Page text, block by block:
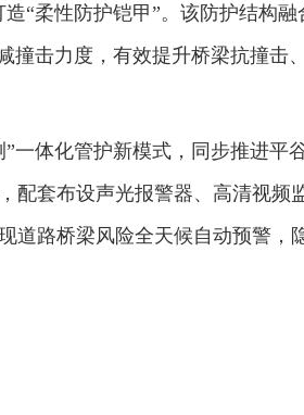
“柔性防护铠甲”。该防护结构
撞击力度，有效提升桥梁抗撞击
体化管护新模式，同步推进平
配套布设声光报警器、高清视频
道路桥梁风险全天候自动预警，